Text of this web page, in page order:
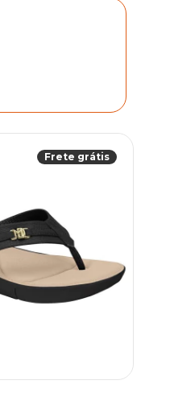
Frete grátis